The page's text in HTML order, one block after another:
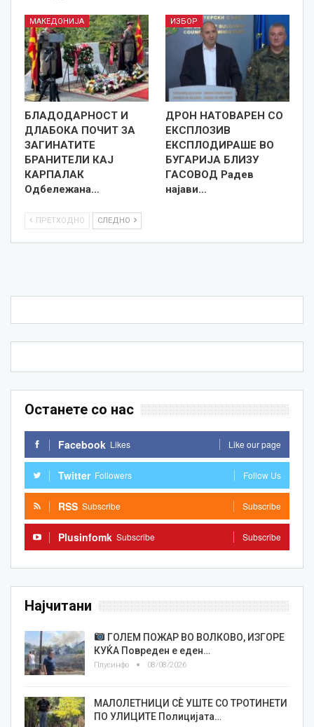
МАКЕДОНИЈА
БЛАДОДАРНОСТ И
ДЛАБОКА ПОЧИТ ЗА
ЗАГИНАТИТЕ
БРАНИТЕЛИ КАЈ
КАРПАЛАК
Одбележана…
ИЗБОР
ДРОН НАТОВАРЕН СО
ЕКСПЛОЗИВ
ЕКСПЛОДИРАШЕ ВО
БУГАРИЈА БЛИЗУ
ГАСОВОД Радев
најави…
ПРЕТХОДНО СЛЕДНО
Останете со нас
Facebook Likes Like our page
Twitter Followers Follow Us
RSS Subscribe Subscribe
Plusinfomk Subscribe Subscribe
Најчитани
ГОЛЕМ ПОЖАР ВО ВОЛКОВО, ИЗГОРЕ
КУЌА Повреден е еден…
Плусинфо 08/08/2026
МАЛОЛЕТНИЦИ СÈ УШТЕ СО ТРОТИНЕТИ
ПО УЛИЦИТЕ Полицијата…